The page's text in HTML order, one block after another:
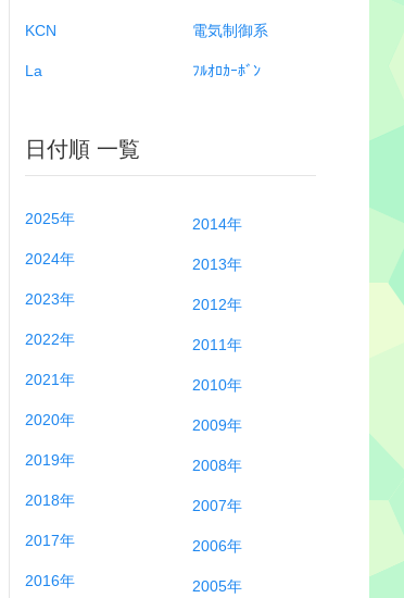
KCN
La
電気制御系
ﾌﾙｵﾛｶｰﾎﾞﾝ
日付順 一覧
2025年
2024年
2023年
2022年
2021年
2020年
2019年
2018年
2017年
2016年
2014年
2013年
2012年
2011年
2010年
2009年
2008年
2007年
2006年
2005年